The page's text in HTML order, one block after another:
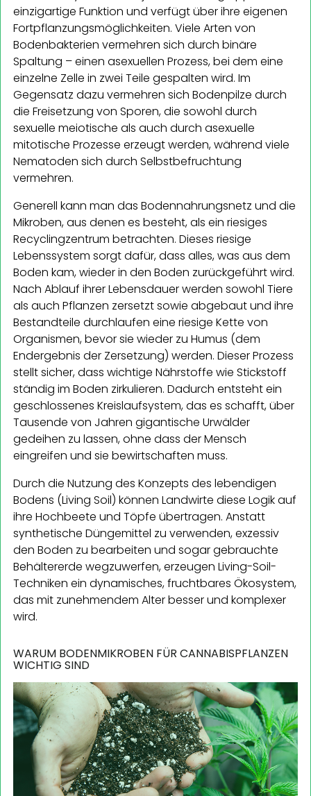
einzigartige Funktion und verfügt über ihre eigenen
Fortpflanzungsmöglichkeiten. Viele Arten von
Bodenbakterien vermehren sich durch binäre
Spaltung – einen asexuellen Prozess, bei dem eine
einzelne Zelle in zwei Teile gespalten wird. Im
Gegensatz dazu vermehren sich Bodenpilze durch
die Freisetzung von Sporen, die sowohl durch
sexuelle meiotische als auch durch asexuelle
mitotische Prozesse erzeugt werden, während viele
Nematoden sich durch Selbstbefruchtung
vermehren.
Generell kann man das Bodennahrungsnetz und die
Mikroben, aus denen es besteht, als ein riesiges
Recyclingzentrum betrachten. Dieses riesige
Lebenssystem sorgt dafür, dass alles, was aus dem
Boden kam, wieder in den Boden zurückgeführt wird.
Nach Ablauf ihrer Lebensdauer werden sowohl Tiere
als auch Pflanzen zersetzt sowie abgebaut und ihre
Bestandteile durchlaufen eine riesige Kette von
Organismen, bevor sie wieder zu Humus (dem
Endergebnis der Zersetzung) werden. Dieser Prozess
stellt sicher, dass wichtige Nährstoffe wie Stickstoff
ständig im Boden zirkulieren. Dadurch entsteht ein
geschlossenes Kreislaufsystem, das es schafft, über
Tausende von Jahren gigantische Urwälder
gedeihen zu lassen, ohne dass der Mensch
eingreifen und sie bewirtschaften muss.
Durch die Nutzung des Konzepts des lebendigen
Bodens (Living Soil) können Landwirte diese Logik auf
ihre Hochbeete und Töpfe übertragen. Anstatt
synthetische Düngemittel zu verwenden, exzessiv
den Boden zu bearbeiten und sogar gebrauchte
Behältererde wegzuwerfen, erzeugen Living-Soil-
Techniken ein dynamisches, fruchtbares Ökosystem,
das mit zunehmendem Alter besser und komplexer
wird.
WARUM BODENMIKROBEN FÜR CANNABISPFLANZEN
WICHTIG SIND